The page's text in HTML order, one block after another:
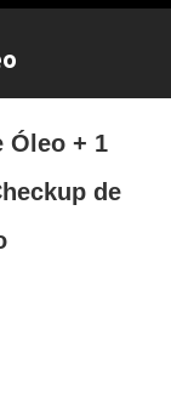
Óleo + 1
de